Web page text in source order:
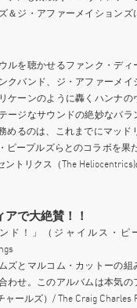
＆ジ・アファーメイション
ルを聴かせるファンク・ディ
クバンド、ジ・アファーメイ
ケーンのように轟くハンナの
ージなサウンドの絶妙なバ
めるのは、これまでにマッド
ピープルズらとのコラボを果
ントリクス（The
で大絶賛！！
ド！」（ジャイルス・ピ
ズとマルコム・カットーの
わせ。このアルバムは本気
ャールズ）/ The Craig Charles